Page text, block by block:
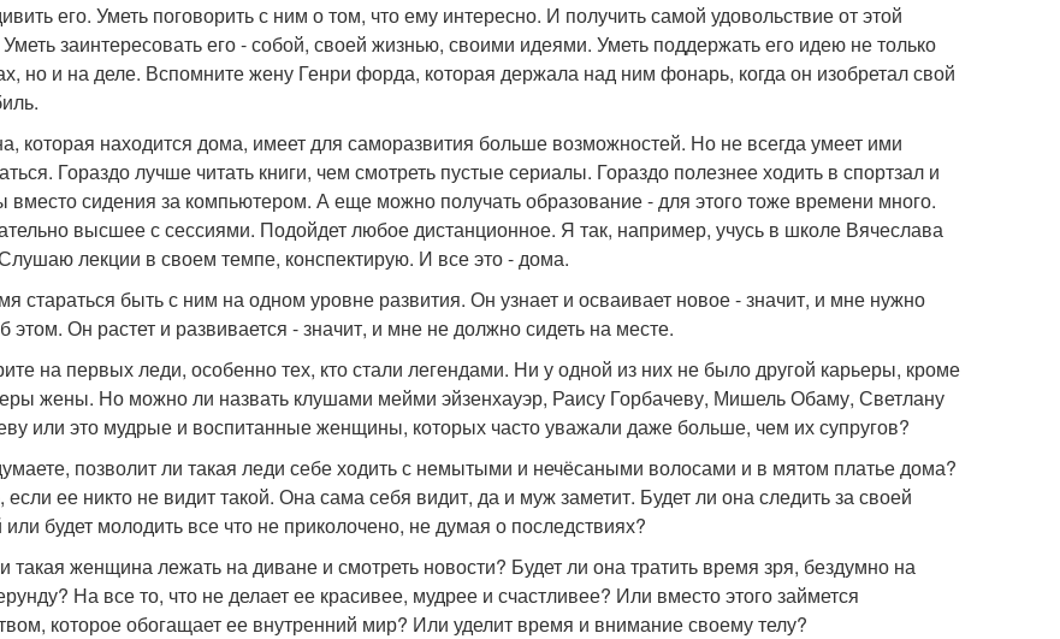
его. Уметь поговорить с ним о том, что ему интересно. И получить самой удовольствие от этой
заинтересовать его - собой, своей жизнью, своими идеями. Уметь поддержать его идею не только
но и на деле. Вспомните жену Генри форда, которая держала над ним фонарь, когда он изобретал свой
которая находится дома, имеет для саморазвития больше возможностей. Но не всегда умеет ими
Гораздо лучше читать книги, чем смотреть пустые сериалы. Гораздо полезнее ходить в спортзал и
вместо сидения за компьютером. А еще можно получать образование - для этого тоже времени много.
высшее с сессиями. Подойдет любое дистанционное. Я так, например, учусь в школе Вячеслава
лекции в своем темпе, конспектирую. И все это - дома.
стараться быть с ним на одном уровне развития. Он узнает и осваивает новое - значит, и мне нужно
этом. Он растет и развивается - значит, и мне не должно сидеть на месте.
на первых леди, особенно тех, кто стали легендами. Ни у одной из них не было другой карьеры, кроме
жены. Но можно ли назвать клушами мейми эйзенхауэр, Раису Горбачеву, Мишель Обаму, Светлану
или это мудрые и воспитанные женщины, которых часто уважали даже больше, чем их супругов?
позволит ли такая леди себе ходить с немытыми и нечёсаными волосами и в мятом платье дома?
если ее никто не видит такой. Она сама себя видит, да и муж заметит. Будет ли она следить за своей
будет молодить все что не приколочено, не думая о последствиях?
такая женщина лежать на диване и смотреть новости? Будет ли она тратить время зря, бездумно на
На все то, что не делает ее красивее, мудрее и счастливее? Или вместо этого займется
которое обогащает ее внутренний мир? Или уделит время и внимание своему телу?